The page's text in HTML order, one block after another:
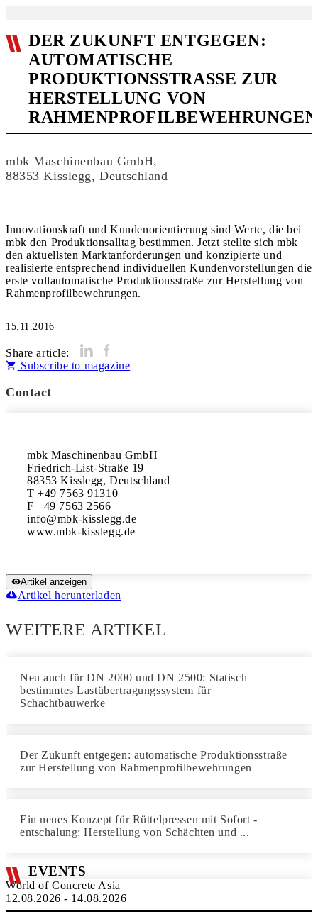
DER ZUKUNFT ENTGEGEN:
AUTOMATISCHE
PRODUKTIONSSTRASSE ZUR H
ERSTELLUNG VON R
AHMENPROFILBEWEHRUNGEN
mbk Maschinenbau GmbH,
88353 Kisslegg, Deutschland
Innovationskraft und Kundenorientierung sind Werte, die bei
mbk den Produktionsalltag bestimmen. Jetzt stellte sich mbk
den aktuellsten Marktanforderungen und konzipierte und
realisierte entsprechend individuellen Kundenvorstellungen die
erste vollautomatische Produktionsstraße zur Herstellung von
Rahmenprofilbewehrungen.
15.11.2016
Share article:
Subscribe to magazine
Contact
mbk Maschinenbau GmbH
Friedrich-List-Straße 19
88353 Kisslegg, Deutschland
T +49 7563 91310
F +49 7563 2566
info@mbk-kisslegg.de
www.mbk-kisslegg.de
Artikel anzeigen
Artikel herunterladen
WEITERE ARTIKEL
Neu auch für DN 2000 und DN 2500: Statisch
bestimmtes Lastübertragungssystem für
Schachtbauwerke
Der Zukunft entgegen: automatische Produktionsstraße
zur Herstellung von Rahmenprofilbewehrungen
Ein neues Konzept für Rüttelpressen mit Sofort -
entschalung: Herstellung von Schächten und ...
EVENTS
World of Concrete Asia
12.08.2026 - 14.08.2026